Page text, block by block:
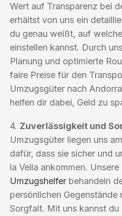
Wert auf Transparenz bei
erhältst von uns ein
du genau weißt, auf
einstellen kannst. Durch
Planung und optimierte
faire Preise für den
Umzugsgüter nach
helfen dir dabei, Geld zu
4. Zuverlässigkeit und
Umzugsgüter liegen uns
dafür, dass sie sicher und
la Vella ankommen.
Umzugshelfer behandeln
persönlichen Gegenstände
Sorgfalt. Mit uns kannst du